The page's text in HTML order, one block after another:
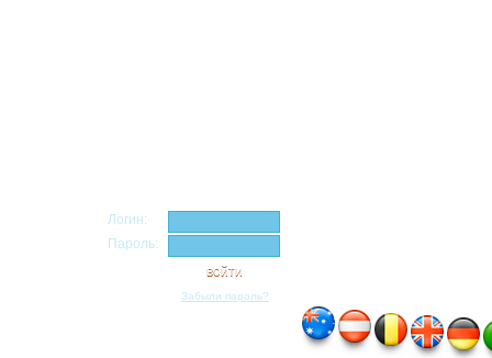
Логин:
Пароль:
Забыли пароль?